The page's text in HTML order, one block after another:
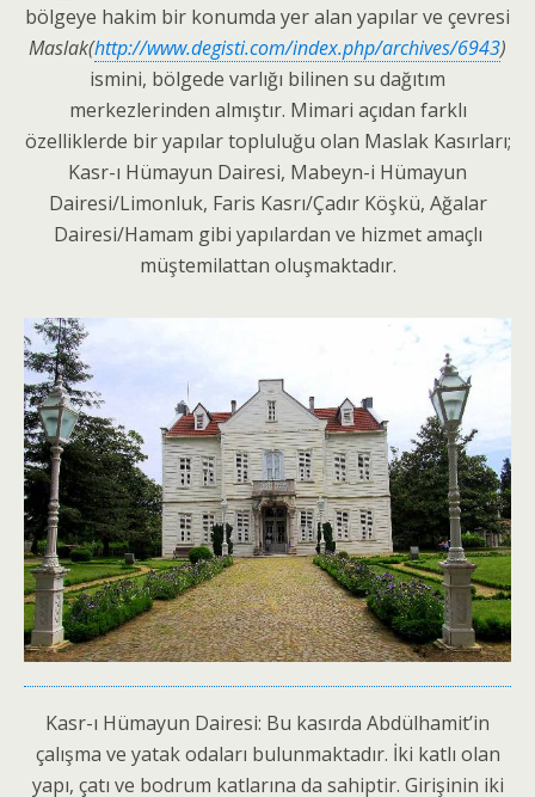
bölgeye hakim bir konumda yer alan yapılar ve çevresi
Maslak(http://www.degisti.com/index.php/archives/6943)
ismini, bölgede varlığı bilinen su dağıtım
merkezlerinden almıştır. Mimari açıdan farklı
özelliklerde bir yapılar topluluğu olan Maslak Kasırları;
Kasr-ı Hümayun Dairesi, Mabeyn-i Hümayun
Dairesi/Limonluk, Faris Kasrı/Çadır Köşkü, Ağalar
Dairesi/Hamam gibi yapılardan ve hizmet amaçlı
müştemilattan oluşmaktadır.
Kasr-ı Hümayun Dairesi: Bu kasırda Abdülhamit’in
çalışma ve yatak odaları bulunmaktadır. İki katlı olan
yapı, çatı ve bodrum katlarına da sahiptir. Girişinin iki